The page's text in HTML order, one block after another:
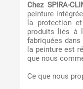
Chez SPIRA-
peinture
la protection
produits liés à
fabriquées
la peinture est
que nous
Ce que nous